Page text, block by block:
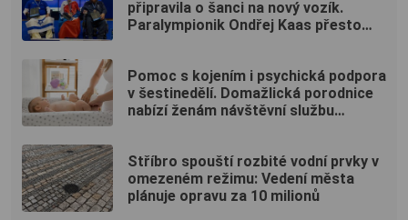
připravila o šanci na nový vozík.
Paralympionik Ondřej Kaas přesto
Pomoc s kojením i psychická podpora
v šestinedělí. Domažlická porodnice
nabízí ženám návštěvní službu
Stříbro spouští rozbité vodní prvky v
omezeném režimu: Vedení města
plánuje opravu za 10 milionů